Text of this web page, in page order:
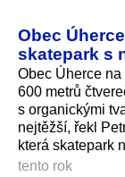
Obec
skatepark s
Obec Úherce
600 metrů
s organickými
nejtěžší, řekl
která skatepark
tento rok